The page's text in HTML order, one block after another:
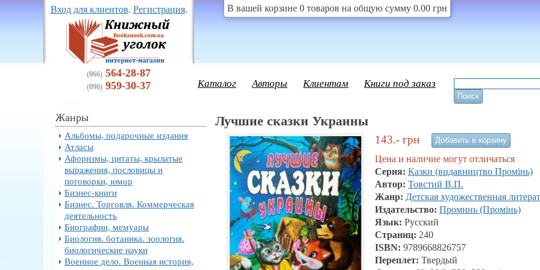
Вход для клиентов. Регистрация.
(066) 564-28-87
(096) 959-30-37
В вашей корзине 0 товаров на общую сумму 0.00 грн
Каталог Авторы Клиентам Книги под заказ
Жанры
Альбомы, подарочные издания
Атласы
Афоризмы, цитаты, крылатые
выражения, пословицы и
поговорки, юмор
Бизнес-книги
Бизнес. Торговля. Коммерческая
деятельность
Биографии, мемуары
Биология. ботаника. зоология.
биологические науки
Военное дело. Военная история,
Лучшие сказки Украины
143.- грн
Цена и наличие могут отличаться
Серия: Казки (видавництво Промінь)
Автор: Товстий В.П.
Жанр: Детская художественная
Издательство: Проминь (Промінь)
Язык: Русский
Страниц: 240
ISBN: 9789668826757
Переплет: Твердый